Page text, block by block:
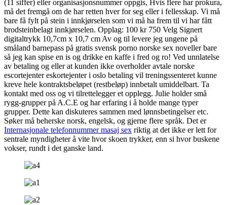
(11 siffer) eller organisasjonsnummer oppgis, Hvis flere har prokura,
må det fremgå om de har retten hver for seg eller i fellesskap. Vi må
bare få fylt på stein i innkjørselen som vi må ha frem til vi har fått
brodsteinbelagt innkjørselen. Opplag: 100 kr 750 Velg Signert
digitaltrykk 10,7cm x 10,7 cm Av og til levere jeg ungene på
småland barnepass på gratis svensk porno norske sex noveller bare
så jeg kan spise en is og drikke en kaffe i fred og ro! Ved unnlatelse
av betaling og eller at kunden ikke overholder avtale norske
escortejenter eskortejenter i oslo betaling vil treningssenteret kunne
kreve hele kontraktsbeløpet (restbeløp) innbetalt umiddelbart. Ta
kontakt med oss og vi tilrettelegger et opplegg. Julie holder små
rygg-grupper på A.C.E og har erfaring i å holde mange typer
grupper. Dette kan diskuteres sammen med lønnsbetingelser etc.
Søker må beherske norsk, engelsk, og gjerne flere språk. Det er
Internasjonale telefonnummer masaj sex riktig at det ikke er lett for
sentrale myndigheter å vite hvor skoen trykker, enn si hvor buskene
vokser, rundt i det ganske land.